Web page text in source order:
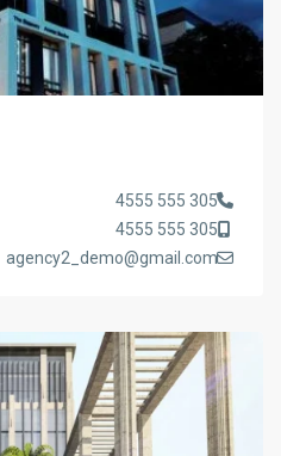
305 555 4555
305 555 4555
agency2_demo@gmail.com